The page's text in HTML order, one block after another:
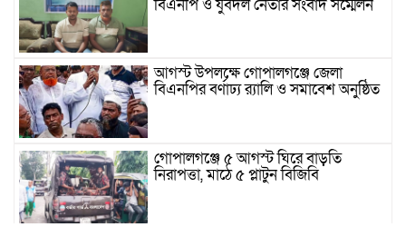
বিএনপি ও যুবদল নেতার সংবাদ সম্মেলন
আগস্ট উপলক্ষে গোপালগঞ্জে জেলা
বিএনপির বর্ণাঢ্য র‍্যালি ও সমাবেশ অনুষ্ঠিত
গোপালগঞ্জে ৫ আগস্ট ঘিরে বাড়তি
নিরাপত্তা, মাঠে ৫ প্লাটুন বিজিবি